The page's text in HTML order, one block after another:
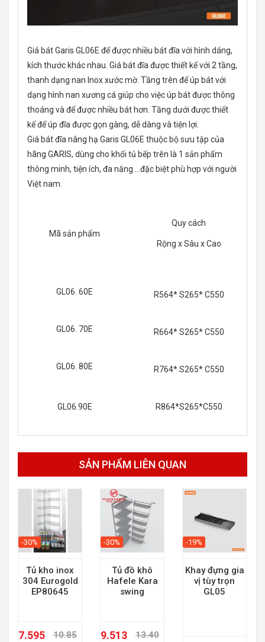
Giá bát Garis GL06E để được nhiều bát đĩa với hình dáng,
kích thước khác nhau. Giá bát đĩa được thiết kế với 2 tầng,
thanh dạng nan Inox xước mờ. Tầng trên để úp bát với
dạng hình nan xương cá giúp cho việc úp bát được thông
thoáng và để được nhiều bát hơn. Tầng dưới được thiết
kế để úp đĩa được gọn gàng, dễ dàng và tiện lợi.
Giá bát đĩa nâng hạ Garis GL06E thuộc bộ sưu tập của
hãng GARIS, dùng cho khối tủ bếp trên là 1 sản phẩm
thông minh, tiện ích, đa năng …đặc biệt phù hợp với người
Việt nam.
Mã sản phẩm
Quy cách
Rộng x Sâu x Cao
GL06. 60E R564* S265* C550
GL06. 70E R664* S265* C550
GL06. 80E R764* S265* C550
GL06.90E R864*S265*C550
SẢN PHẨM LIÊN QUAN
-30%
Tủ kho inox
304 Eurogold
EP80645
10.85
7.595
-30%
Tủ đồ khô
Hafele Kara
swing
13.40
9.513
-19%
Khay đựng gia
vị tùy trọn
GL05